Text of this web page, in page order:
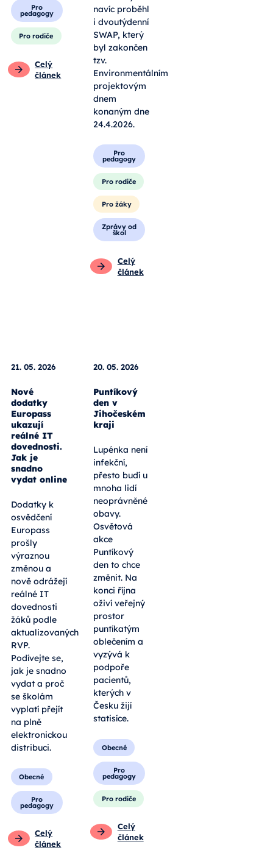
jako opora a
průvodci.
Pro
pedagogy
sbírali
odpadky. V
letošním roce
ale v rámci
celé školy
navíc proběhl
i dvoutýdenní
SWAP, který
byl zakončen
tzv.
projektovým
dnem
konaným dne
24.4.2026.
Pro
pedagogy
Pro žáky
21. 05. 2026
Nové
dodatky
Europass
reálné IT
dovednosti.
Jak je
snadno
vydat online
Dodatky k
osvědčení
Europass
prošly
výraznou
změnou a
nově odrážejí
reálné IT
dovednosti
žáků podle
aktualizovaných
RVP.
Podívejte se,
jak je snadno
vydat a proč
vyplatí přejít
na plně
elektronickou
distribuci.
Obecné
Puntíkový
den v
Jihočeském
kraji
Lupénka není
infekční,
přesto budí u
mnoha lidí
neoprávněné
obavy.
Osvětová
akce
Puntíkový
den to chce
změnit. Na
konci října
oživí veřejný
prostor
puntíkatým
oblečením a
vyzývá k
pacientů,
kterých v
Česku žijí
statisíce.
Pro
pedagogy